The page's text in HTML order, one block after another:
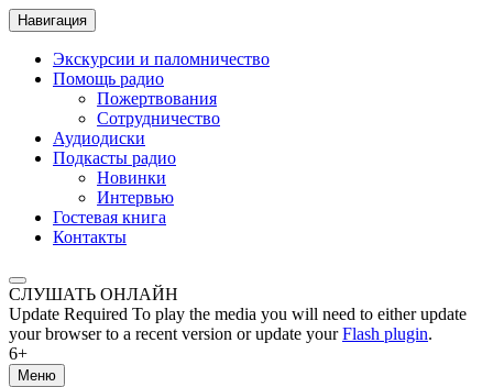
Навигация
Экскурсии и паломничество
Помощь радио
Пожертвования
Сотрудничество
Аудиодиски
Подкасты радио
Новинки
Интервью
Гостевая книга
Контакты
СЛУШАТЬ ОНЛАЙН
Update Required To play the media you will need to either update
your browser to a recent version or update yourFlash plugin.
6+
Меню